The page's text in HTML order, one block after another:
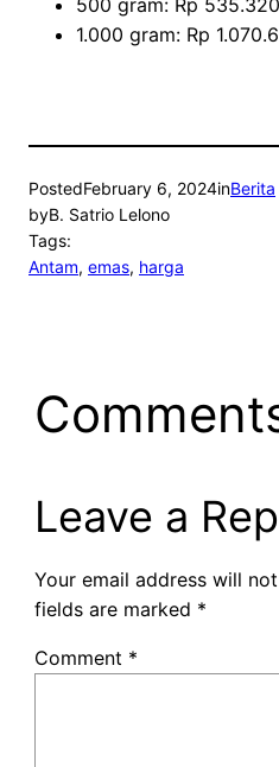
500 gram: Rp
1.000 gram: Rp
PostedFebruary 6, 2024inBerita
byB. Satrio Lelono
Tags:
Antam, emas, harga
Leave a
Your email address will
fields are marked *
Comment *